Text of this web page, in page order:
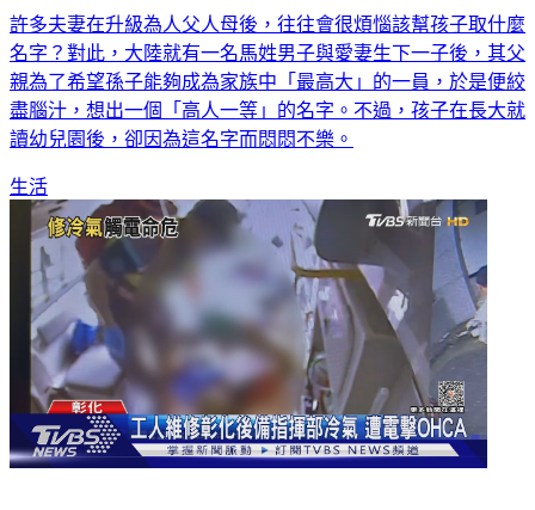
許多夫妻在升級為人父人母後，往往會很煩惱該幫孩子取什麼
名字？對此，大陸就有一名馬姓男子與愛妻生下一子後，其父
親為了希望孫子能夠成為家族中「最高大」的一員，於是便絞
盡腦汁，想出一個「高人一等」的名字。不過，孩子在長大就
讀幼兒園後，卻因為這名字而悶悶不樂。
生活